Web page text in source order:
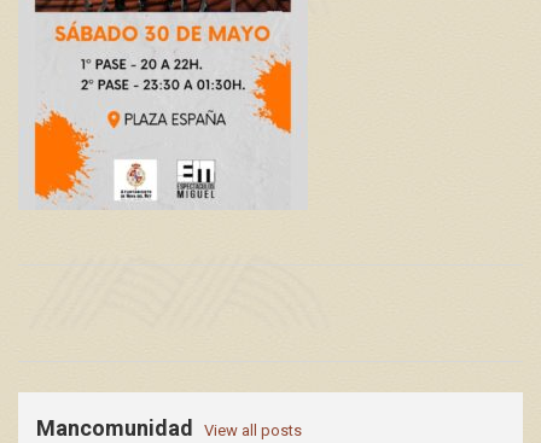
Mancomunidad View all posts